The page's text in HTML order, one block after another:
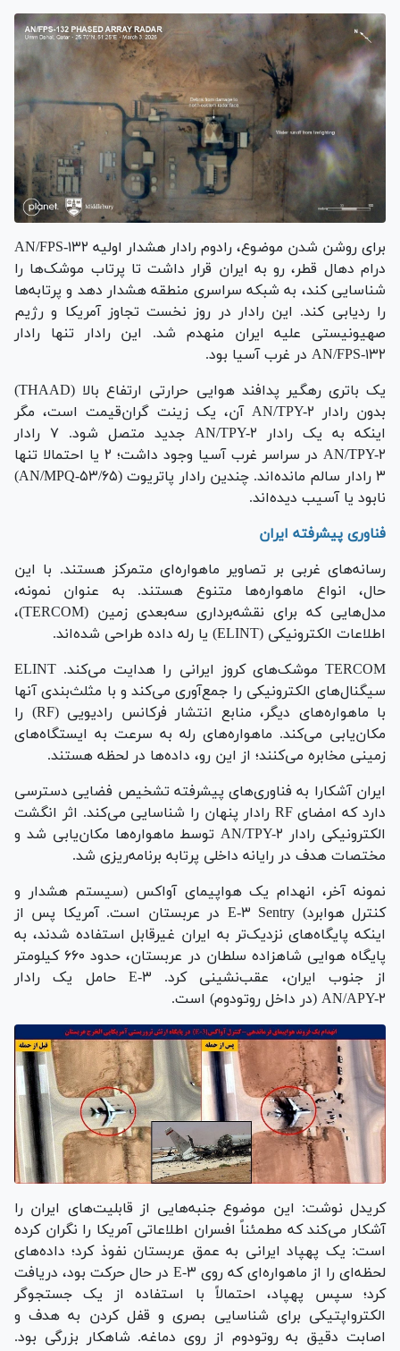
برای روشن شدن موضوع، رادوم رادار هشدار اولیه AN/FPS-۱۳۲
در‌ام دهال قطر، رو به ایران قرار داشت تا پرتاب موشک‌ها را
شناسایی کند، به شبکه سراسری منطقه هشدار دهد و پرتابه‌ها
را ردیابی کند. این رادار در روز نخست تجاوز آمریکا و رژیم
صهیونیستی علیه ایران منهدم شد. این رادار تنها رادار
AN/FPS-۱۳۲ در غرب آسیا بود.
یک باتری رهگیر پدافند هوایی حرارتی ارتفاع بالا (THAAD)
بدون رادار AN/TPY-۲ آن، یک زینت گران‌قیمت است، مگر
اینکه به یک رادار AN/TPY-۲ جدید متصل شود. ۷ رادار
AN/TPY-۲ در سراسر غرب آسیا وجود داشت؛ ۲ یا احتمالا تنها
۳ رادار سالم مانده‌اند. چندین رادار پاتریوت (AN/MPQ-۵۳/۶۵)
نابود یا آسیب دیده‌اند.
فناوری پیشرفته ایران
رسانه‌های غربی بر تصاویر ماهواره‌ای متمرکز هستند. با این
حال، انواع ماهواره‌ها متنوع هستند. به عنوان نمونه،
مدل‌هایی که برای نقشه‌برداری سه‌بعدی زمین (TERCOM)،
اطلاعات الکترونیکی (ELINT) یا رله داده طراحی شده‌اند.
TERCOM موشک‌های کروز ایرانی را هدایت می‌کند. ELINT
سیگنال‌های الکترونیکی را جمع‌آوری می‌کند و با مثلث‌بندی آنها
با ماهواره‌های دیگر، منابع انتشار فرکانس رادیویی (RF) را
مکان‌یابی می‌کند. ماهواره‌های رله به سرعت به ایستگاه‌های
زمینی مخابره می‌کنند؛ از این رو، داده‌ها در لحظه هستند.
ایران آشکارا به فناوری‌های پیشرفته تشخیص فضایی دسترسی
دارد که امضای RF رادار پنهان را شناسایی می‌کند. اثر انگشت
الکترونیکی رادار AN/TPY-۲ توسط ماهواره‌ها مکان‌یابی شد و
مختصات هدف در رایانه داخلی پرتابه برنامه‌ریزی شد.
نمونه آخر، انهدام یک هواپیمای آواکس (سیستم هشدار و
کنترل هوابرد) E-۳ Sentry در عربستان است. آمریکا پس از
اینکه پایگاه‌های نزدیک‌تر به ایران غیرقابل استفاده شدند، به
پایگاه هوایی شاهزاده سلطان در عربستان، حدود ۶۶۰ کیلومتر
از جنوب ایران، عقب‌نشینی کرد. E-۳ حامل یک رادار
AN/APY-۲ (در داخل روتودوم) است.
کریدل نوشت: این موضوع جنبه‌هایی از قابلیت‌های ایران را
آشکار می‌کند که مطمئناً افسران اطلاعاتی آمریکا را نگران کرده
است: یک پهپاد ایرانی به عمق عربستان نفوذ کرد؛ داده‌های
لحظه‌ای را از ماهواره‌ای که روی E-۳ در حال حرکت بود، دریافت
کرد؛ سپس پهپاد، احتمالاً با استفاده از یک جستجوگر
الکترواپتیکی برای شناسایی بصری و قفل کردن به هدف و
اصابت دقیق به روتودوم از روی دماغه. شاهکار بزرگی بود.